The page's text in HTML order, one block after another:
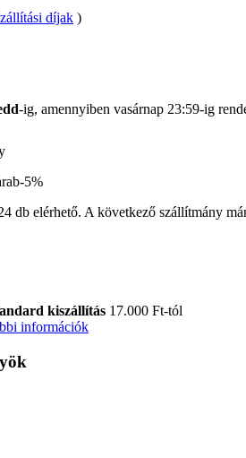
díjak )
-ig, amennyiben vasárnap 23:59-ig
-5%
db elérhető. A következő szállítmány
kiszállítás 17.000 Ft-tól
információk